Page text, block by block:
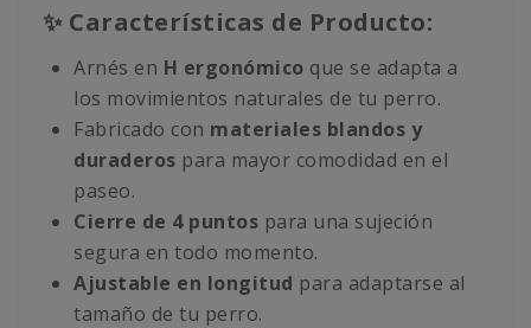
✨ Características de Producto:
Arnés en H ergonómico que se adapta a
los movimientos naturales de tu perro.
Fabricado con materiales blandos y
duraderos para mayor comodidad en el
paseo.
Cierre de 4 puntos para una sujeción
segura en todo momento.
Ajustable en longitud para adaptarse al
tamaño de tu perro.